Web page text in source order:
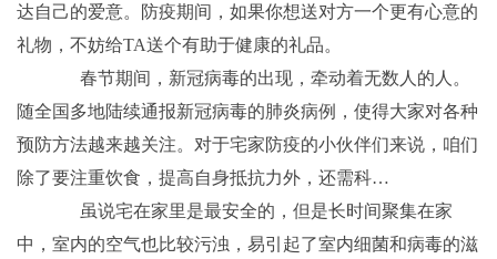
达自己的爱意。防疫期间，如果你想送对方一个更有心意的
礼物，不妨给TA送个有助于健康的礼品。
春节期间，新冠病毒的出现，牵动着无数人的人。
随全国多地陆续通报新冠病毒的肺炎病例，使得大家对各种
预防方法越来越关注。对于宅家防疫的小伙伴们来说，咱们
除了要注重饮食，提高自身抵抗力外，还需科…
虽说宅在家里是最安全的，但是长时间聚集在家
中，室内的空气也比较污浊，易引起了室内细菌和病毒的滋